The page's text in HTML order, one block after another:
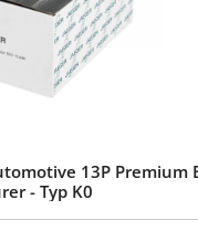
13P Premium
- Typ K0